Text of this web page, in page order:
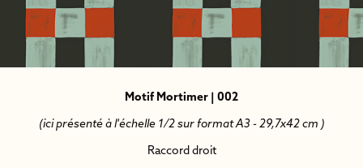
Motif Mortimer | 002
(ici présenté à l'échelle 1/2 sur format A3 - 29,7x42 cm )
Raccord droit